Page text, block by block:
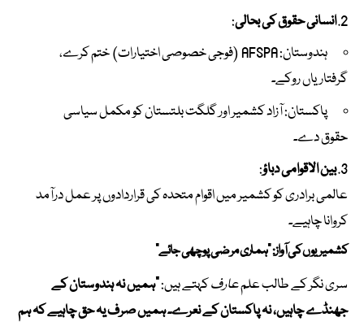
انسانی حقوق کی بحالی:
ہندوستان: AFSPA (فوجی خصوصی اختیارات) ختم کرے،
گرفتاریاں روکے۔
پاکستان: آزاد کشمیر اور گلگت بلتستان کو مکمل سیاسی
حقوق دے۔
بین الاقوامی دباؤ:
عالمی برادری کو کشمیر میں اقوام متحدہ کی قراردادوں پر عمل درآمد
کروانا چاہیے۔
کشمیریوں کی آواز: “ہماری مرضی پوچھی جائے”
سری نگر کے طالب علمعارفکہتے ہیں:“ہمیں نہ ہندوستان کے
جھنڈے چاہیں، نہ پاکستان کے نعرے۔ ہمیں صرف یہ حق چاہیے کہ ہم